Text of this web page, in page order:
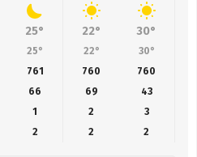
25° 22° 30°
25° 22° 30°
761 760 760
66 69
43
1 2
3
2 2 2